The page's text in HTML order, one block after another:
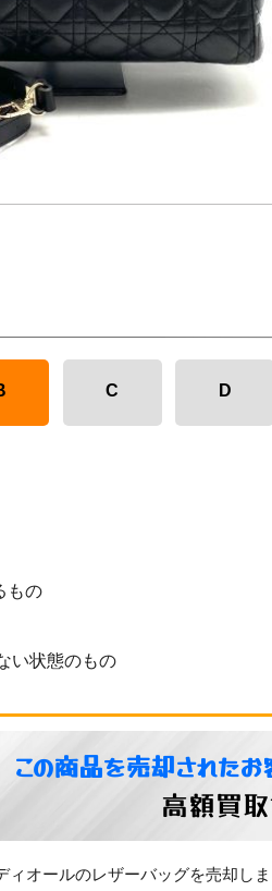
C D
もの
い状態のもの
この商品を売却された
高額買取
ィオールのレザーバッグを売却し